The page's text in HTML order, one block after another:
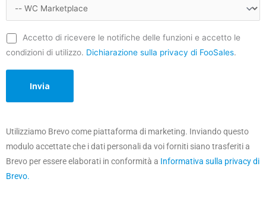
Accetto di ricevere le notifiche delle funzioni e accetto le
condizioni di utilizzo. Dichiarazione sulla privacy di FooSales.
Utilizziamo Brevo come piattaforma di marketing. Inviando questo
modulo accettate che i dati personali da voi forniti siano trasferiti a
Brevo per essere elaborati in conformità a Informativa sulla privacy di
Brevo.